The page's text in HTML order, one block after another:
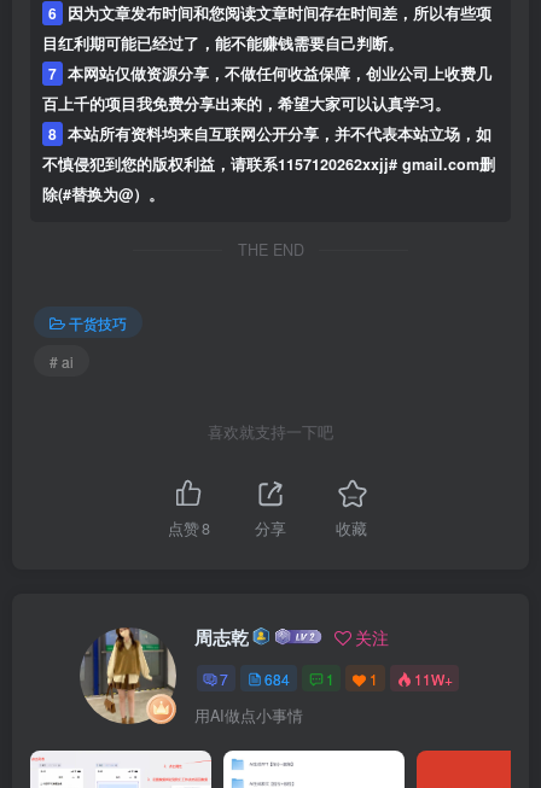
6 因为文章发布时间和您阅读文章时间存在时间差，所以有些项
目红利期可能已经过了，能不能赚钱需要自己判断。
7 本网站仅做资源分享，不做任何收益保障，创业公司上收费几
百上千的项目我免费分享出来的，希望大家可以认真学习。
8 本站所有资料均来自互联网公开分享，并不代表本站立场，如
不慎侵犯到您的版权利益，请联系1157120262xxjj# gmail.com删
除(#替换为@）。
THE END
干货技巧
# ai
喜欢就支持一下吧
点赞8 分享 收藏
周志乾 关注
7 684 1 1 11W+
用AI做点小事情